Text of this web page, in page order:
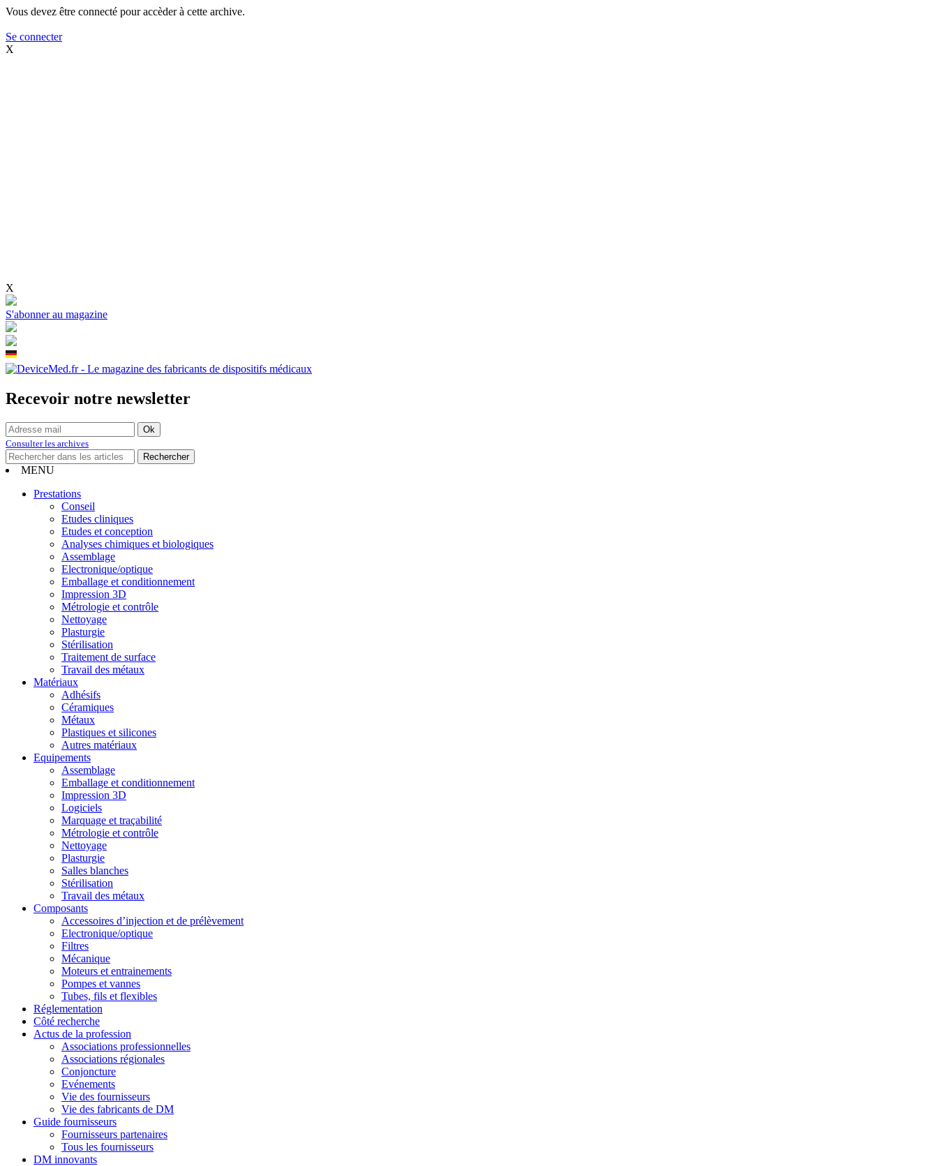
Vous devez être connecté pour accèder à cette archive.
Se connecter
X
X
S'abonner au magazine
Recevoir notre newsletter
Consulter les archives
MENU
Prestations
Conseil
Etudes cliniques
Etudes et conception
Analyses chimiques et biologiques
Assemblage
Electronique/optique
Emballage et conditionnement
Impression 3D
Métrologie et contrôle
Nettoyage
Plasturgie
Stérilisation
Traitement de surface
Travail des métaux
Matériaux
Adhésifs
Céramiques
Métaux
Plastiques et silicones
Autres matériaux
Equipements
Assemblage
Emballage et conditionnement
Impression 3D
Logiciels
Marquage et traçabilité
Métrologie et contrôle
Nettoyage
Plasturgie
Salles blanches
Stérilisation
Travail des métaux
Composants
Accessoires d’injection et de prélèvement
Electronique/optique
Filtres
Mécanique
Moteurs et entrainements
Pompes et vannes
Tubes, fils et flexibles
Réglementation
Côté recherche
Actus de la profession
Associations professionnelles
Associations régionales
Conjoncture
Evénements
Vie des fournisseurs
Vie des fabricants de DM
Guide fournisseurs
Fournisseurs partenaires
Tous les fournisseurs
DM innovants